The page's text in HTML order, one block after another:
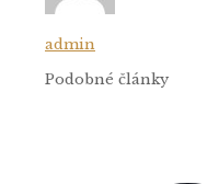
admin
Podobné články